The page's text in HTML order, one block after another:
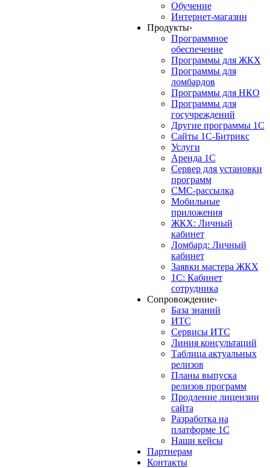
Обучение
Интернет-магазин
Продукты›
Программное
обеспечение
Программы для ЖКХ
Программы для
ломбардов
Программы для НКО
Программы для
госучреждений
Другие программы 1С
Сайты 1С-Битрикс
Услуги
Аренда 1С
Сервер для установки
программ
СМС-рассылка
Мобильные
приложения
ЖКХ: Личный
кабинет
Ломбард: Личный
кабинет
Заявки мастера ЖКХ
1С: Кабинет
сотрудника
Сопровождение›
База знаний
ИТС
Сервисы ИТС
Линия консультаций
Таблица актуальных
релизов
Планы выпуска
релизов программ
Продление лицензии
сайта
Разработка на
платформе 1С
Наши кейсы
Партнерам
Контакты